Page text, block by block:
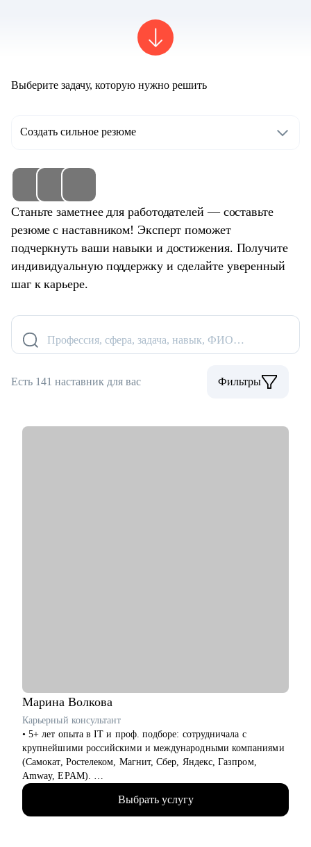
Выберите задачу, которую нужно решить
Создать сильное резюме
Станьте заметнее для работодателей — составьте
резюме с наставником! Эксперт поможет
подчеркнуть ваши навыки и достижения. Получите
индивидуальную поддержку и сделайте уверенный
шаг к карьере.
Профессия, сфера, задача, навык, ФИО…
Есть 141 наставник для вас Фильтры
Марина Волкова
Карьерный консультант
• 5+ лет опыта в IT и проф. подборе: сотрудничала с
крупнейшими российскими и международными компаниями
(Самокат, Ростелеком, Магнит, Сбер, Яндекс, Газпром,
Amway, EPAM).
• 5000+ проведенных интервью с нанимающими. Знаю, как
правильно упаковать опыт, чтобы привлечь внимание
топовых работодателей.
Выбрать услугу